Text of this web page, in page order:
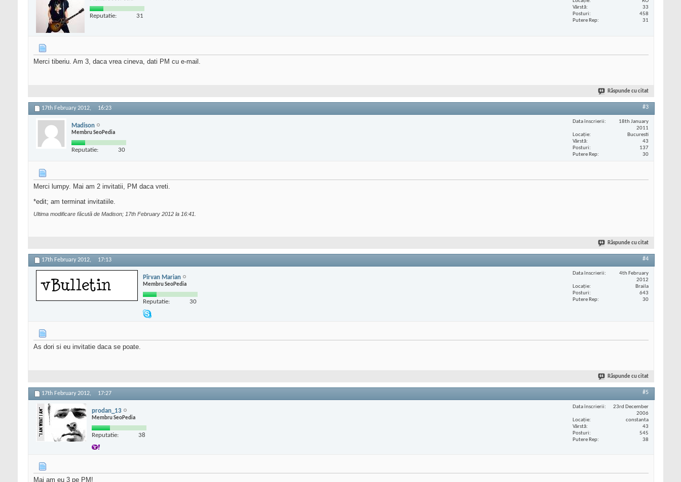
Reputatie: 31
Vârstă
33
Posturi
458
Putere Rep
31
Merci tiberiu. Am 3, daca vrea cineva, dati PM cu e-mail.
Răspunde cu citat
17th February 2012, 16:23 #3
Madison
Membru SeoPedia
Reputatie: 30
Data înscrierii
18th January
2011
Locaţie
Bucuresti
Vârstă
43
Posturi
137
Putere Rep
30
Merci lumpy. Mai am 2 invitatii, PM daca vreti.
*edit; am terminat invitatiile.
Ultima modificare făcută de Madison; 17th February 2012 la 16:41
Răspunde cu citat
17th February 2012, 17:13 #4
Pîrvan Marian
Membru SeoPedia
Reputatie: 30
Data înscrierii
4th February
2012
Locaţie
Braila
Posturi
643
Putere Rep
30
As dori si eu invitatie daca se poate.
Răspunde cu citat
17th February 2012, 17:27 #5
prodan_13
Membru SeoPedia
Reputatie: 38
Data înscrierii
23rd December
2006
Locaţie
constanta
Vârstă
43
Posturi
545
Putere Rep
38
Mai am eu 3 pe PM!